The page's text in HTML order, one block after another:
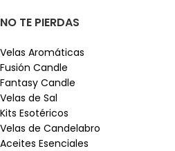
NO TE PIERDAS
Velas Aromáticas
Fusión Candle
Fantasy Candle
Velas de Sal
Kits Esotéricos
Velas de Candelabro
Aceites Esenciales